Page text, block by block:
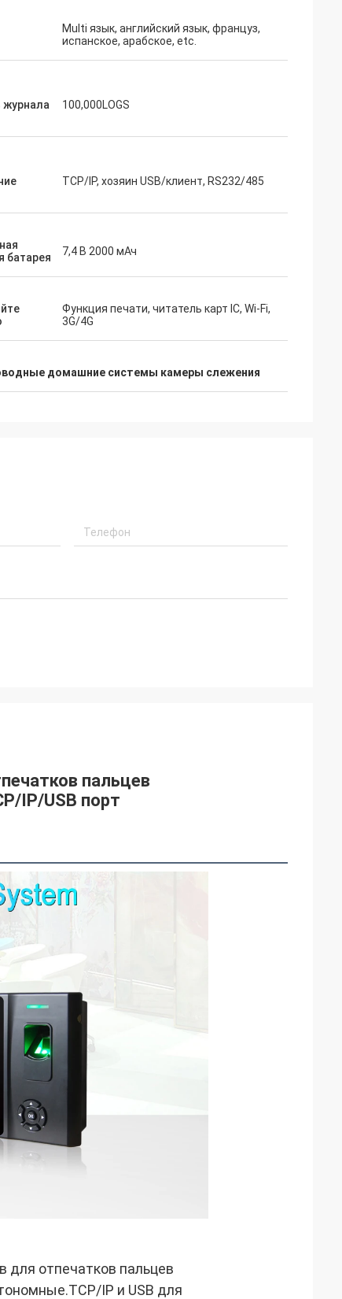
Multi язык, английский язык, француз,
испанское, арабское, etc.
журнала 100,000LOGS
TCP/IP, хозяин USB/клиент, RS232/485
батарея
7,4 В 2000 мАч
Функция печати, читатель карт IC, Wi-Fi,
3G/4G
домашние системы камеры слежения
пальцев
IP/USB порт
для отпечатков пальцев
IP и USB для